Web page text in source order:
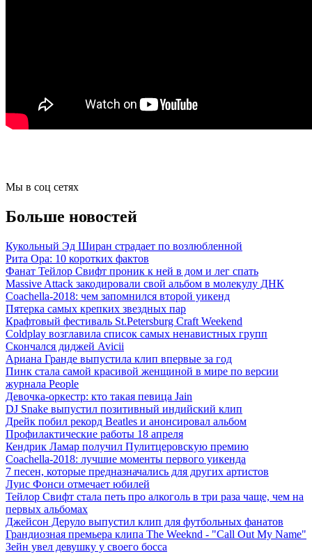
Мы в соц сетях
Больше новостей
Кукольный Эд Ширан страдает по возлюбленной
Рита Ора: 10 коротких фактов
Фанат Тейлор Свифт проник к ней в дом и лег спать
Massive Attack закодировали свой альбом в молекулу ДНК
Coachella-2018: чем запомнился второй уикенд
Пятерка самых крепких звездных пар
Крафтовый фестиваль St.Petersburg Craft Weekend
Coldplay возглавила список самых ненавистных групп
Скончался диджей Avicii
Ариана Гранде выпустила клип впервые за год
Пинк стала самой красивой женщиной в мире по версии
журнала People
Девочка-оркестр: кто такая певица Jain
DJ Snake выпустил позитивный индийский клип
Дрейк побил рекорд Beatles и анонсировал альбом
Профилактические работы 18 апреля
Кендрик Ламар получил Пулитцеровскую премию
Coachella-2018: лучшие моменты первого уикенда
7 песен, которые предназначались для других артистов
Луис Фонси отмечает юбилей
Тейлор Свифт стала петь про алкоголь в три раза чаще, чем на
первых альбомах
Джейсон Деруло выпустил клип для футбольных фанатов
Грандиозная премьера клипа The Weeknd - "Call Out My Name"
Зейн увел девушку у своего босса